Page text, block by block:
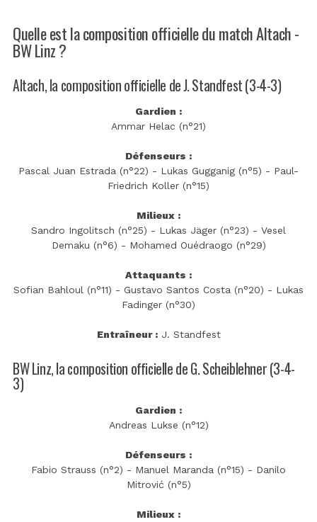
Quelle est la composition officielle du match Altach -
BW Linz ?
Altach, la composition officielle de J. Standfest (3-4-3)
Gardien :
Ammar Helac (n°21)
Défenseurs :
Pascal Juan Estrada (n°22) - Lukas Gugganig (n°5) - Paul-
Friedrich Koller (n°15)
Milieux :
Sandro Ingolitsch (n°25) - Lukas Jäger (n°23) - Vesel
Demaku (n°6) - Mohamed Ouédraogo (n°29)
Attaquants :
Sofian Bahloul (n°11) - Gustavo Santos Costa (n°20) - Lukas
Fadinger (n°30)
Entraîneur :J. Standfest
BW Linz, la composition officielle de G. Scheiblehner (3-4-
3)
Gardien :
Andreas Lukse (n°12)
Défenseurs :
Fabio Strauss (n°2) - Manuel Maranda (n°15) - Danilo
Mitrović (n°5)
Milieux :